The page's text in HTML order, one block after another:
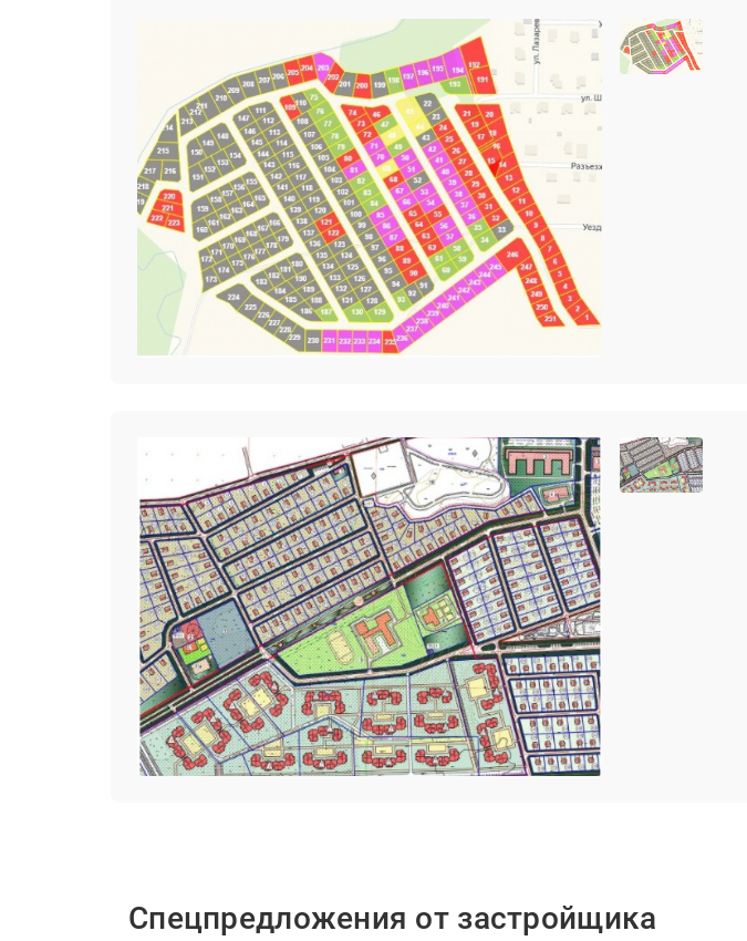
Спецпредложения от застройщика